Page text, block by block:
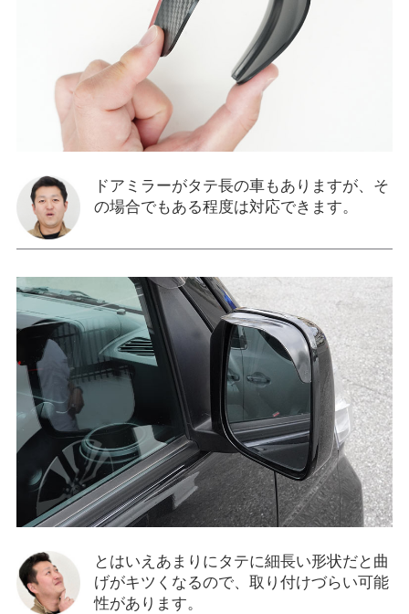
ドアミラーがタテ長の車もありますが、そ
の場合でもある程度は対応できます。
とはいえあまりにタテに細長い形状だと曲
げがキツくなるので、取り付けづらい可能
性があります。